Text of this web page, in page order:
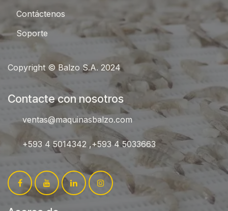
Contáctenos
Soporte
Copyright © Balzo S.A. 2024
Contacte con nosotros
ventas@maquinasbalzo.com
+593 4 5014342 ,+593 4 5033663